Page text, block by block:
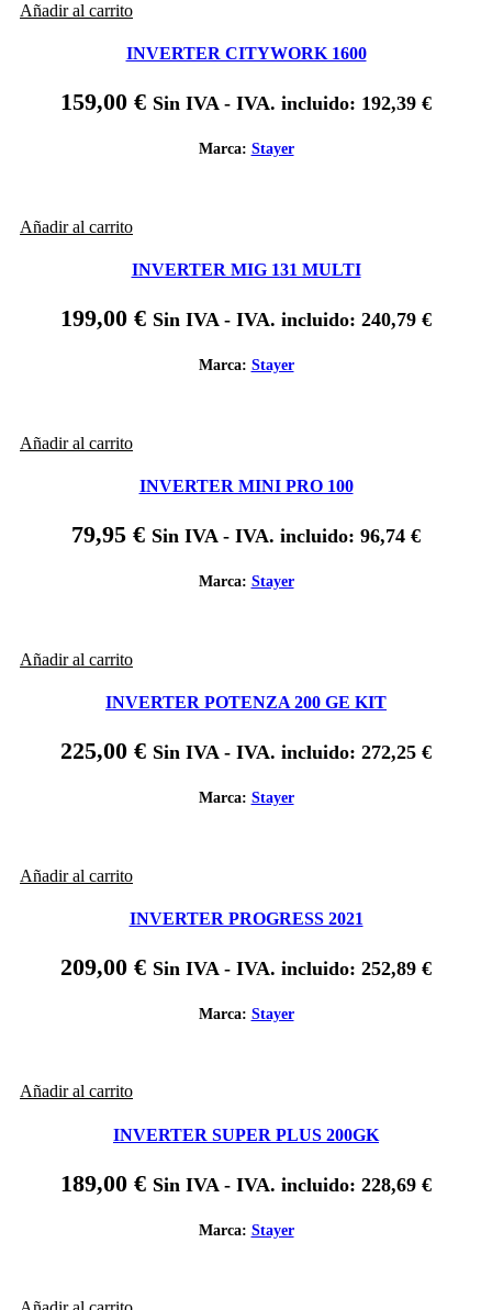
Añadir al carrito
INVERTER CITYWORK 1600
159,00 € Sin IVA - IVA. incluido: 192,39 €
Marca: Stayer
Añadir al carrito
INVERTER MIG 131 MULTI
199,00 € Sin IVA - IVA. incluido: 240,79 €
Marca: Stayer
Añadir al carrito
INVERTER MINI PRO 100
79,95 € Sin IVA - IVA. incluido: 96,74 €
Marca: Stayer
Añadir al carrito
INVERTER POTENZA 200 GE KIT
225,00 € Sin IVA - IVA. incluido: 272,25 €
Marca: Stayer
Añadir al carrito
INVERTER PROGRESS 2021
209,00 € Sin IVA - IVA. incluido: 252,89 €
Marca: Stayer
Añadir al carrito
INVERTER SUPER PLUS 200GK
189,00 € Sin IVA - IVA. incluido: 228,69 €
Marca: Stayer